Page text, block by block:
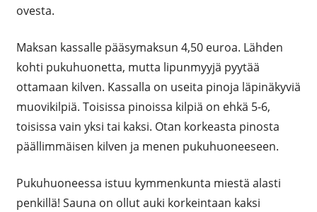
ovesta.
Maksan kassalle pääsymaksun 4,50 euroa. Lähden
kohti pukuhuonetta, mutta lipunmyyjä pyytää
ottamaan kilven. Kassalla on useita pinoja läpinäkyviä
muovikilpiä. Toisissa pinoissa kilpiä on ehkä 5-6,
toisissa vain yksi tai kaksi. Otan korkeasta pinosta
päällimmäisen kilven ja menen pukuhuoneeseen.
Pukuhuoneessa istuu kymmenkunta miestä alasti
penkillä! Sauna on ollut auki korkeintaan kaksi